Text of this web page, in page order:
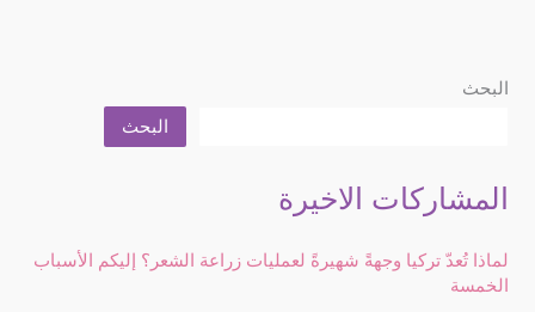
البحث
البحث
المشاركات الاخيرة
لماذا تُعدّ تركيا وجهةً شهيرةً لعمليات زراعة الشعر؟ إليكم الأسباب
الخمسة